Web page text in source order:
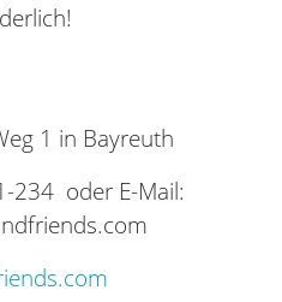
1 in Bayreuth
234 oder E-Mail: